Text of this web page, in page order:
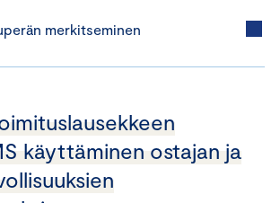
merkitseminen
käyttäminen ostajan ja